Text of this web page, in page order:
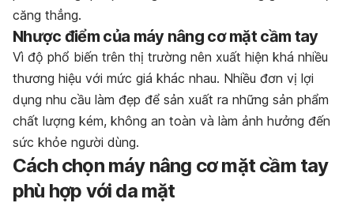
căng thẳng.
Nhược điểm của máy nâng cơ mặt cầm tay
Vì độ phổ biến trên thị trường nên xuất hiện khá nhiều
thương hiệu với mức giá khác nhau. Nhiều đơn vị lợi
dụng nhu cầu làm đẹp để sản xuất ra những sản phẩm
chất lượng kém, không an toàn và làm ảnh hưởng đến
sức khỏe người dùng.
Cách chọn máy nâng cơ mặt cầm tay
phù hợp với da mặt